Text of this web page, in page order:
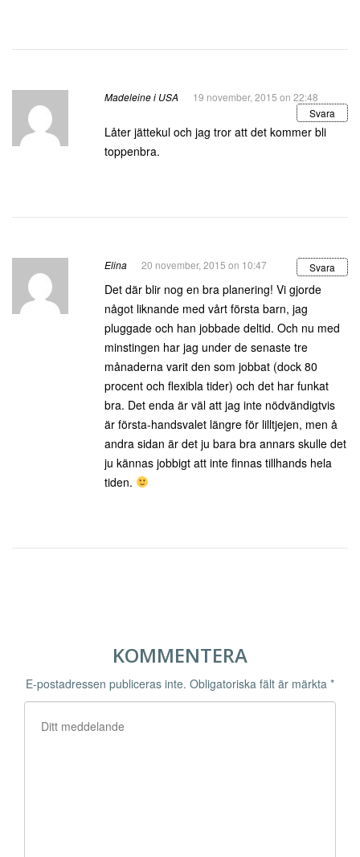
Madeleine i USA
19 november, 2015 on 22:48
Svara
Låter jättekul och jag tror att det kommer bli
toppenbra.
Elina 20 november, 2015 on 10:47 Svara
Det där blir nog en bra planering! Vi gjorde
något liknande med vårt första barn, jag
pluggade och han jobbade deltid. Och nu med
minstingen har jag under de senaste tre
månaderna varit den som jobbat (dock 80
procent och flexibla tider) och det har funkat
bra. Det enda är väl att jag inte nödvändigtvis
är första-handsvalet längre för lilltjejen, men å
andra sidan är det ju bara bra annars skulle det
ju kännas jobbigt att inte finnas tillhands hela
tiden.
KOMMENTERA
E-postadressen publiceras inte. Obligatoriska fält är märkta *